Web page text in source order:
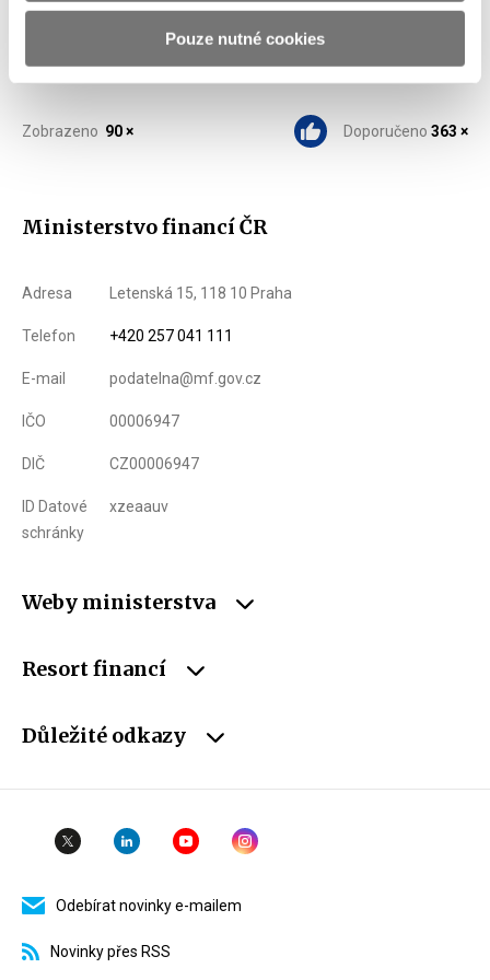
Pouze nutné cookies
Zobrazeno 90 × Doporučeno 363 ×
Ministerstvo financí ČR
Adresa Letenská 15, 118 10 Praha
Telefon +420 257 041 111
E-mail podatelna@mf.gov.cz
IČO 00006947
DIČ CZ00006947
ID Datové
schránky
xzeaauv
Weby ministerstva
Resort financí
Důležité odkazy
Odebírat novinky e-mailem
Novinky přes RSS